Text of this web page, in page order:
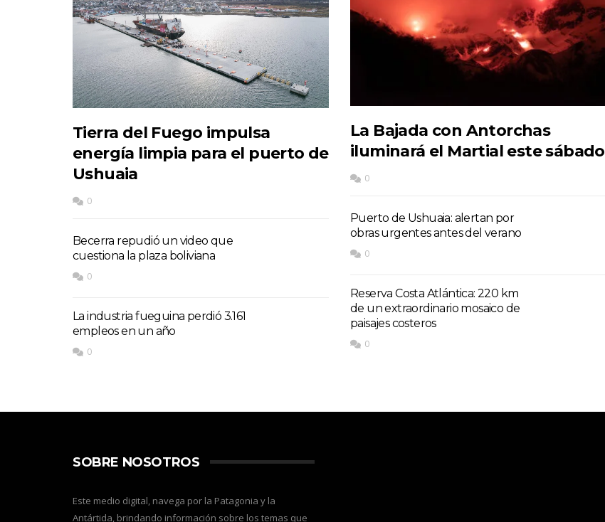
Tierra del Fuego impulsa
energía limpia para el puerto de
Ushuaia
0
Becerra repudió un video que
cuestiona la plaza boliviana
0
La industria fueguina perdió 3.161
empleos en un año
0
La Bajada con Antorchas
iluminará el Martial este sábado
0
Puerto de Ushuaia: alertan por
obras urgentes antes del verano
0
Reserva Costa Atlántica: 220 km
de un extraordinario mosaico de
paisajes costeros
0
SOBRE NOSOTROS
Este medio digital, navega por la Patagonia y la
Antártida, brindando información sobre los temas que